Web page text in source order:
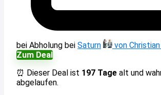
bei Abholung bei Saturn
von
Zum Deal
⏰ Dieser Deal ist 197 Tage alt und
abgelaufen.